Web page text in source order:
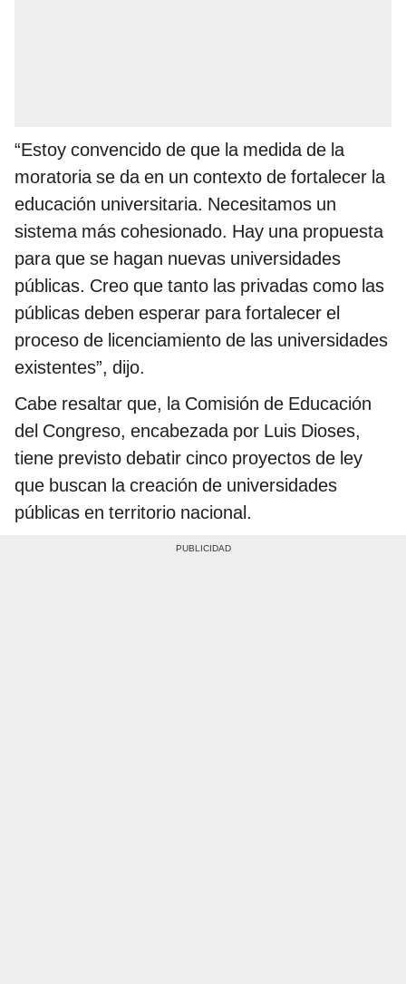
“Estoy convencido de que la medida de la
moratoria se da en un contexto de fortalecer la
educación universitaria. Necesitamos un
sistema más cohesionado. Hay una propuesta
para que se hagan nuevas universidades
públicas. Creo que tanto las privadas como las
públicas deben esperar para fortalecer el
proceso de licenciamiento de las universidades
existentes”, dijo.
Cabe resaltar que, la Comisión de Educación
del Congreso, encabezada por Luis Dioses,
tiene previsto debatir cinco proyectos de ley
que buscan la creación de universidades
públicas en territorio nacional.